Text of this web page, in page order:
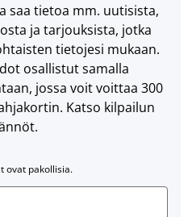
saa tietoa mm. uutisista,
ja tarjouksista, jotka
tietojesi mukaan.
osallistut samalla
jossa voit voittaa 300
Katso kilpailun
ovat pakollisia.